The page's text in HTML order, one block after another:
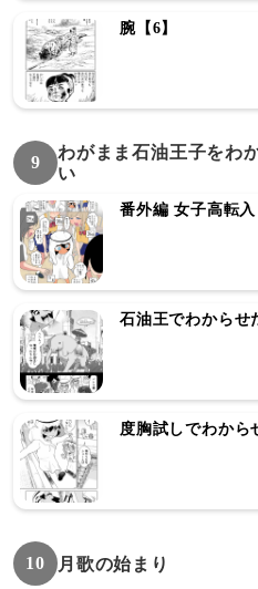
腕【6】
9
わがまま石油王子をわ
い
番外編 女子高転入
石油王でわからせ
度胸試しでわから
10 月歌の始まり